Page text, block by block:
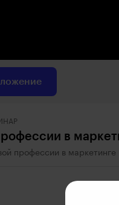
в
профессии в маркетинге